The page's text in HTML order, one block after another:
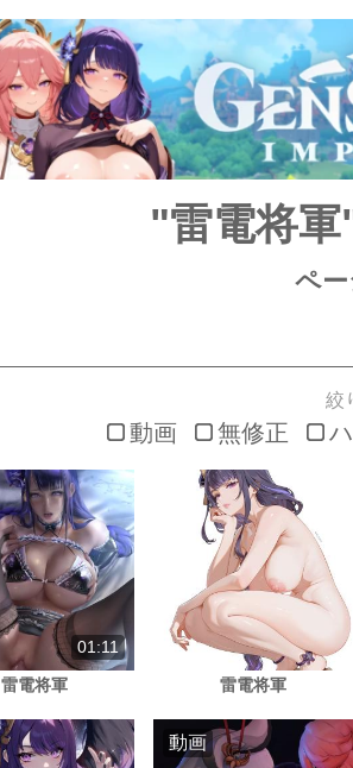
"雷電将
ペ
絞
動画 無修正
01:11
雷電将軍
雷電将軍
動画